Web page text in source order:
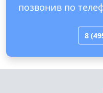
позвонив по
8